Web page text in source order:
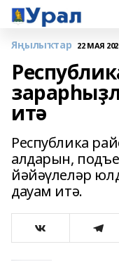
Яңылыҡтар 22 МАЯ
итә
Республика
алдарын,
йәйәүлеләр
дауам итә.